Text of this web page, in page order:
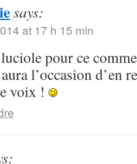
says:
at 17 h 15 min
pour ce
l’occasion d’en
voix !